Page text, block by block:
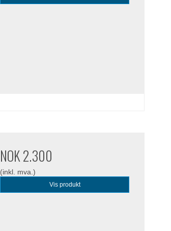
NOK 2.300
(inkl. mva.)
Vis produkt